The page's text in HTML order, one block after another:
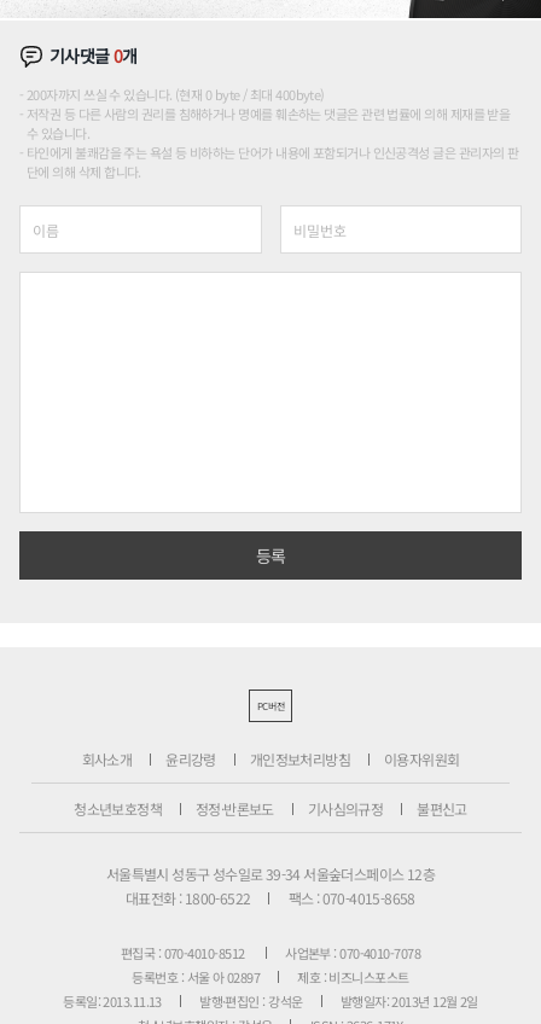
기사댓글0개
200자까지 쓰실 수 있습니다. (현재 0 byte / 최대 400byte)
저작권 등 다른 사람의 권리를 침해하거나 명예를 훼손하는 댓글은 관련 법률에 의해 제재를 받을
수 있습니다.
타인에게 불쾌감을 주는 욕설 등 비하하는 단어가 내용에 포함되거나 인신공격성 글은 관리자의 판
단에 의해 삭제 합니다.
PC버전
회사소개 윤리강령 개인정보처리방침 이용자위원회
청소년보호정책 정정·반론보도 기사심의규정 불편신고
서울특별시 성동구 성수일로 39-34 서울숲더스페이스 12층
대표전화 : 1800-6522
팩스 : 070-4015-8658
편집국 : 070-4010-8512
사업본부 : 070-4010-7078
등록번호 : 서울 아 02897
제호 : 비즈니스포스트
등록일: 2013.11.13
발행·편집인 : 강석운
발행일자: 2013년 12월 2일